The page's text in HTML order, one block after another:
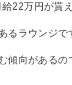
22万円が貰え
るラウンジで
傾向がある